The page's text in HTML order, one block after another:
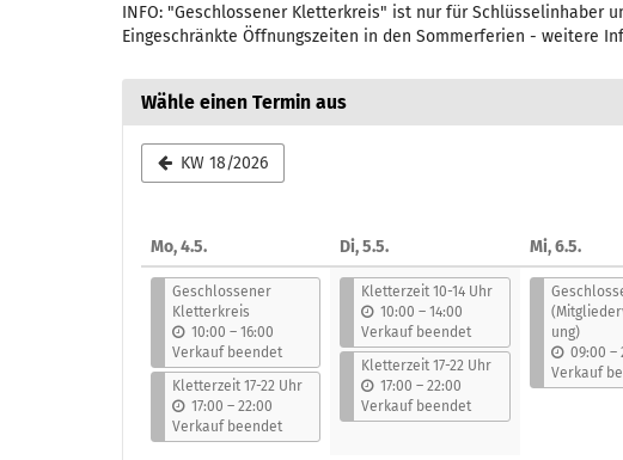
INFO: "Geschlossener Kletterkreis" ist nur für Schlüsselinhaber
Eingeschränkte Öffnungszeiten in den Sommerferien - weitere
Wähle einen Termin aus
KW 18/2026
auswählen
Mo, 4.5.
Geschlossener
Kletterkreis
10:00 –b
i
s
16:00
Verkauf beendet
Kletterzeit 17-22 Uhr
17:00 –b
i
s
22:00
Verkauf beendet
Di, 5.5.
Kletterzeit 10-14 Uhr
10:00 –b
i
s
14:00
Verkauf beendet
Kletterzeit 17-22 Uhr
17:00 –b
i
s
22:00
Verkauf beendet
Mi, 6.5.
ung)
09:00 –b
i
s
Verkauf